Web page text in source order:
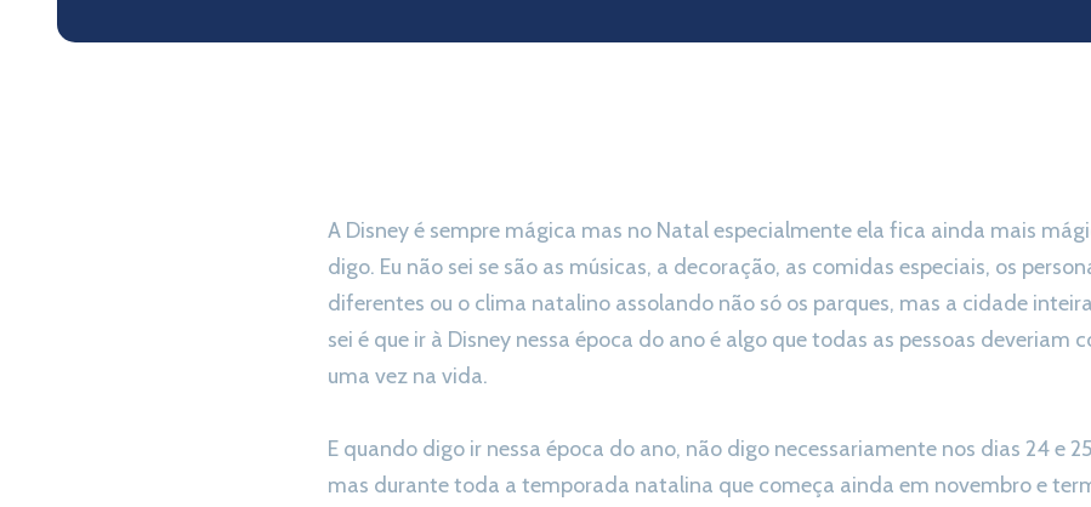
A Disney é sempre mágica mas no Natal especialmente ela fica ainda mais
digo. Eu não sei se são as músicas, a decoração, as comidas especiais, os
diferentes ou o clima natalino assolando não só os parques, mas a cidade
sei é que ir à Disney nessa época do ano é algo que todas as pessoas deveriam
uma vez na vida.
E quando digo ir nessa época do ano, não digo necessariamente nos dias 24 e
mas durante toda a temporada natalina que começa ainda em novembro e